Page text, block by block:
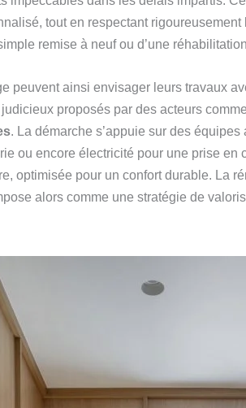
tout en respectant
remise à neuf ou d’une
peuvent ainsi envisager leurs travaux
proposés par des acteurs comme
. La démarche s’appuie sur des
ou encore électricité pour une prise
optimisée pour un confort durable. La
alors comme une stratégie de